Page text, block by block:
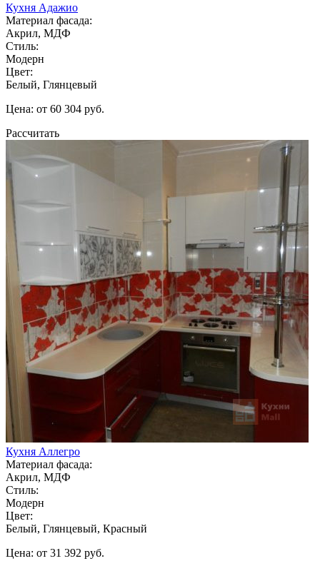
Кухня Адажио
Материал фасада:
Акрил, МДФ
Стиль:
Модерн
Цвет:
Белый, Глянцевый
Цена: от 60 304 руб.
Рассчитать
Кухня Аллегро
Материал фасада:
Акрил, МДФ
Стиль:
Модерн
Цвет:
Белый, Глянцевый, Красный
Цена: от 31 392 руб.